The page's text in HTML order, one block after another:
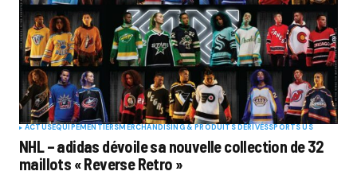
ACTUSEQUIPEMENTIERSMERCHANDISING & PRODUITS DÉRIVÉSSPORTS US
NHL – adidas dévoile sa nouvelle collection de 32
maillots « Reverse Retro »